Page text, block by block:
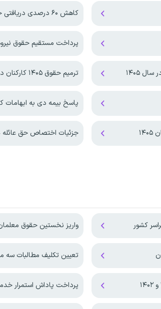
کاهش ۶۰ درصدی دریافتی حقوق بازنشستگان دولت
پرداخت مستقیم حقوق
۱۴۰۵ ترمیم حقوق ۱۴۰۵ کارکنان دولت با اجرای فوق العاده خاص!
پاسخ بیمه دی به
جزئیات اختصاص حق عائله
کشور واریز نخستین حقوق معلمان
تعیین تکلیف مطالبات سه ماهه ۲۶ هزار معلم حق
پرداخت پاداش استمرار